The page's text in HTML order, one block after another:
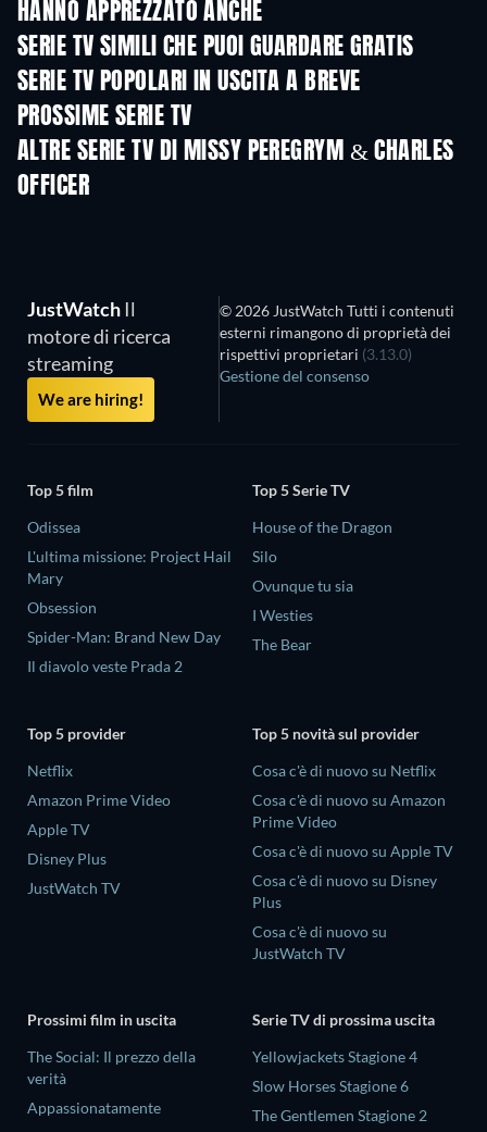
HANNO APPREZZATO ANCHE
TV
SERIE TV SIMILI CHE PUOI GUARDARE GRATIS
TV
SERIE TV POPOLARI IN USCITA A BREVE
TV TV
PROSSIME SERIE TV
Stagione 2
ALTRE SERIE TV DI MISSY PEREGRYM & CHARLES
OFFICER
JustWatch Il
motore di ricerca
streaming
We are hiring!
© 2026 JustWatch Tutti i contenuti
esterni rimangono di proprietà dei
rispettivi proprietari (3.13.0)
Gestione del consenso
Top 5 film
Odissea
L'ultima missione: Project Hail
Mary
Obsession
Spider-Man: Brand New Day
Il diavolo veste Prada 2
Top 5 Serie TV
House of the Dragon
Silo
Ovunque tu sia
I Westies
The Bear
Top 5 provider
Netflix
Amazon Prime Video
Apple TV
Disney Plus
JustWatch TV
Top 5 novità sul provider
Cosa c'è di nuovo su Netflix
Cosa c'è di nuovo su Amazon
Prime Video
Cosa c'è di nuovo su Apple TV
Cosa c'è di nuovo su Disney
Plus
Cosa c'è di nuovo su
JustWatch TV
Prossimi film in uscita
The Social: Il prezzo della
verità
Appassionatamente
Serie TV di prossima uscita
Yellowjackets Stagione 4
Slow Horses Stagione 6
The Gentlemen Stagione 2